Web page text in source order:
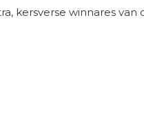
kersverse winnares van